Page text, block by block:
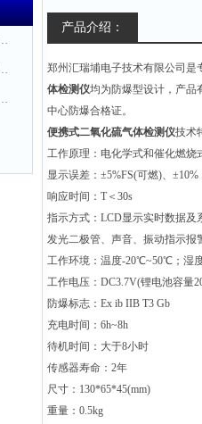
器的主要功能及特点有哪些
氨气显示浓度报警器
报警器探头的检测灵敏度
产品介绍：
郑州汇瑞埔电子技术有限公司是
体检测仪均为防爆型设计，产品
中心防爆合格证。
便携式二氧化硫气体检测仪技术
工作原理：电化学式和催化燃烧
显示误差：±5%FS(可燃)、
响应时间：T＜30s
指示方式：LCD显示实时数据及
发光二极管、声音、振动指示报
工作环境：温度-20℃~50℃；湿
工作电压：DC3.7V(锂电池容量
防爆标志：Ex ib IIB T3 Gb
充电时间：6h~8h
待机时间：大于8小时
传感器寿命：2年
尺寸：130*65*45(mm)
重量：0.5kg